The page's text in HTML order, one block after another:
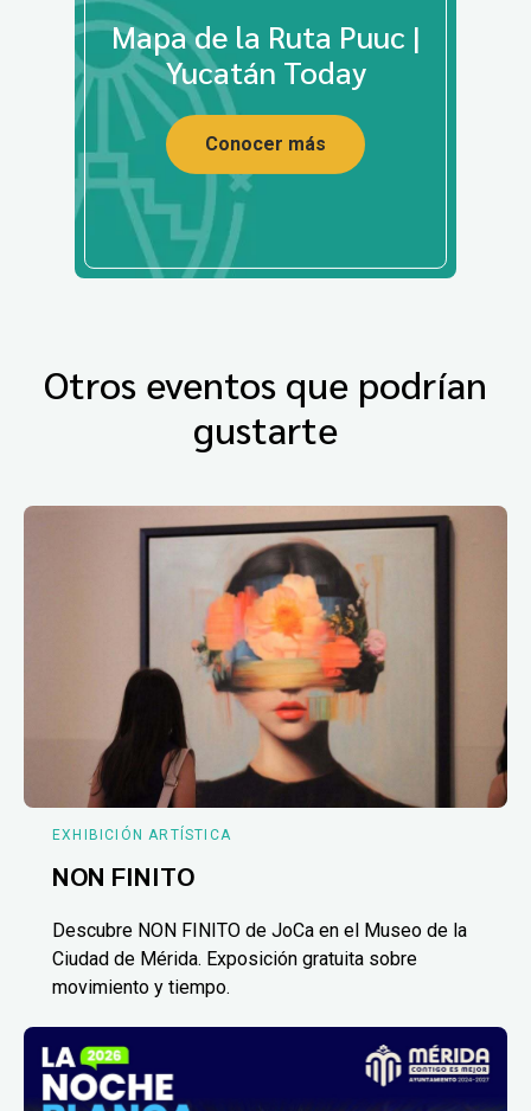
Mapa de la Ruta Puuc |
Yucatán Today
Conocer más
Otros eventos que podrían
gustarte
EXHIBICIÓN ARTÍSTICA
NON FINITO
Descubre NON FINITO de JoCa en el Museo de la
Ciudad de Mérida. Exposición gratuita sobre
movimiento y tiempo.